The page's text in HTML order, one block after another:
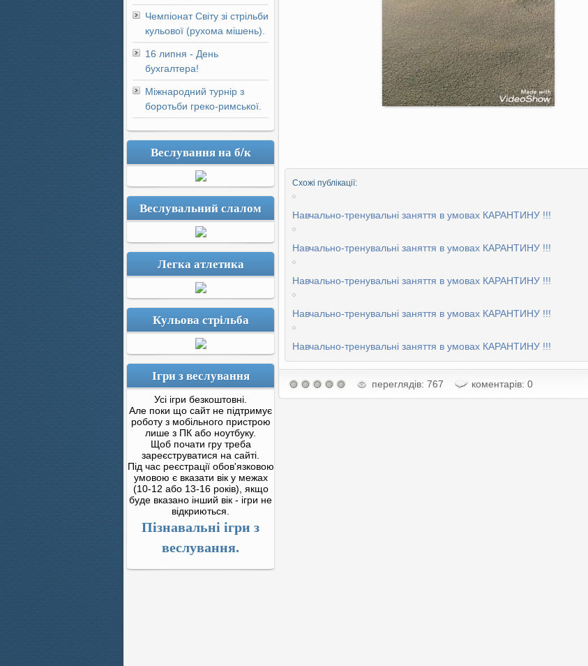
Чемпіонат Світу зі стрільби
кульової (рухома мішень).
16 липня - День
бухгалтера!
Міжнародний турнір з
боротьби греко-римської.
Веслування на б/к
Веслувальний слалом
Легка атлетика
Кульова стрільба
Ігри з веслування
Усі ігри безкоштовні.
Але поки що сайт не підтримує
роботу з мобільного пристрою
лише з ПК або ноутбуку.
Щоб почати гру треба
зареєструватися на сайті.
Під час реєстрації обов'язковою
умовою є вказати вік у межах
(10-12 або 13-16 років), якщо
буде вказано інший вік - ігри не
відкриються.
Пізнавальні ігри з
веслування.
Схожі публікації:
Навчально-тренувальні заняття в умовах КАРАНТИНУ !!!
Навчально-тренувальні заняття в умовах КАРАНТИНУ !!!
Навчально-тренувальні заняття в умовах КАРАНТИНУ !!!
Навчально-тренувальні заняття в умовах КАРАНТИНУ !!!
Навчально-тренувальні заняття в умовах КАРАНТИНУ !!!
переглядів: 767 коментарів: 0